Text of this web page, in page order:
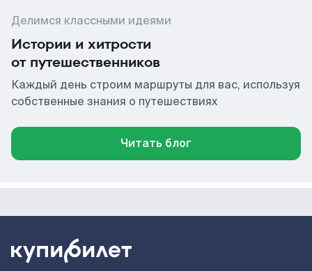
Делимся классными идеями
Истории и хитрости
от путешественников
Каждый день строим маршруты для вас, используя
собственные знания о путешествиях
Читать блог